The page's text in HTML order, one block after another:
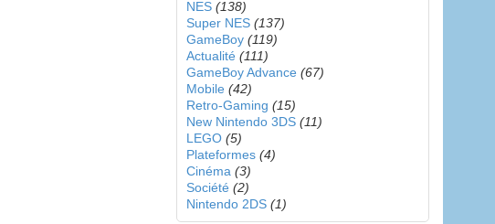
NES (138)
Super NES (137)
GameBoy (119)
Actualité (111)
GameBoy Advance (67)
Mobile (42)
Retro-Gaming (15)
New Nintendo 3DS (11)
LEGO (5)
Plateformes (4)
Cinéma (3)
Société (2)
Nintendo 2DS (1)